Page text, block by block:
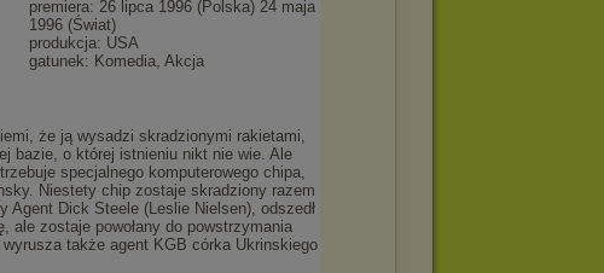
w
na
premiera: 26 lipca 1996 (Polska) 24 maja
1996 (Świat)
produkcja: USA
gatunek: Komedia, Akcja
że ją wysadzi skradzionymi rakietami,
bazie, o której istnieniu nikt nie wie. Ale
specjalnego komputerowego chipa,
Niestety chip zostaje skradziony razem
Agent Dick Steele (Leslie Nielsen), odszedł
ale zostaje powołany do powstrzymania
także agent KGB córka Ukrinskiego